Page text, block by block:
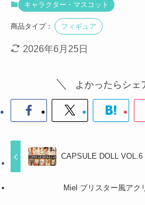
キャラクター・マスコット
商品タイプ： フィギュア
2026年6月25日
よかったらシェ
CAPSULE DOLL VOL.6
Miel ブリスター風アク